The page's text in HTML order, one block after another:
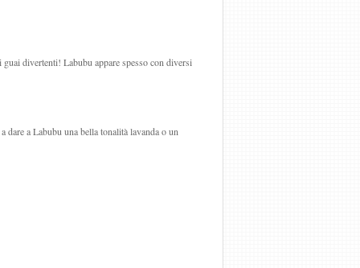
divertenti! Labubu appare spesso con diversi
a Labubu una bella tonalità lavanda o un